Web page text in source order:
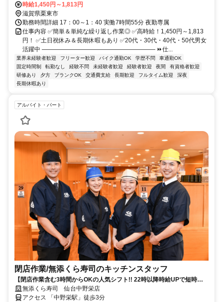
場完備
時給1,450円～1,813円
滋賀県栗東市
勤務時間詳細 17：00～1：40 実働7時間55分 夜勤専属
仕事内容 ✅簡単＆単純な繰り返し作業◎ ✅高時給！1,450円～1,813
円！ ✅土日祝休み＆長期休暇もあり ✅20代・30代・40代・50代男女
活躍中 ――――――――――――――――――― ⏩仕...
業界未経験者歓迎 フリーター歓迎 バイク通勤OK 学歴不問
車通勤OK
固定時間制
転勤なし 経験不問 未経験者歓迎 経験者歓迎 夜間
有資格者歓迎
研修あり
夕方 ブランクOK 交通費支給 長期歓迎 フルタイム歓迎
深夜
長期休暇あり
アルバイト・パート
閉店作業​/無添くら寿司の​キッチンスタッフ
【閉店作業含む3時間からOKの人気シフト!! 22時以降時給UPで短時間
で稼げる】
無添くら寿司 仙台中野栄店
アクセス 「中野栄駅」徒歩3分